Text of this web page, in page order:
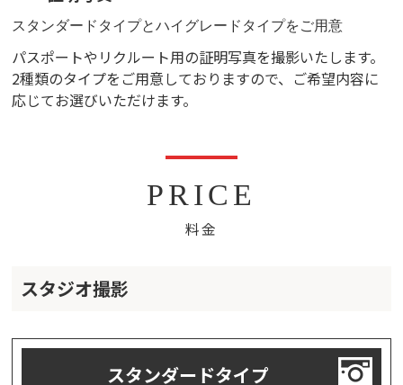
スタンダードタイプとハイグレードタイプをご用意
パスポートやリクルート用の証明写真を撮影いたします。
2種類のタイプをご用意しておりますので、ご希望内容に
応じてお選びいただけます。
PRICE
料金
スタジオ撮影
スタンダードタイプ